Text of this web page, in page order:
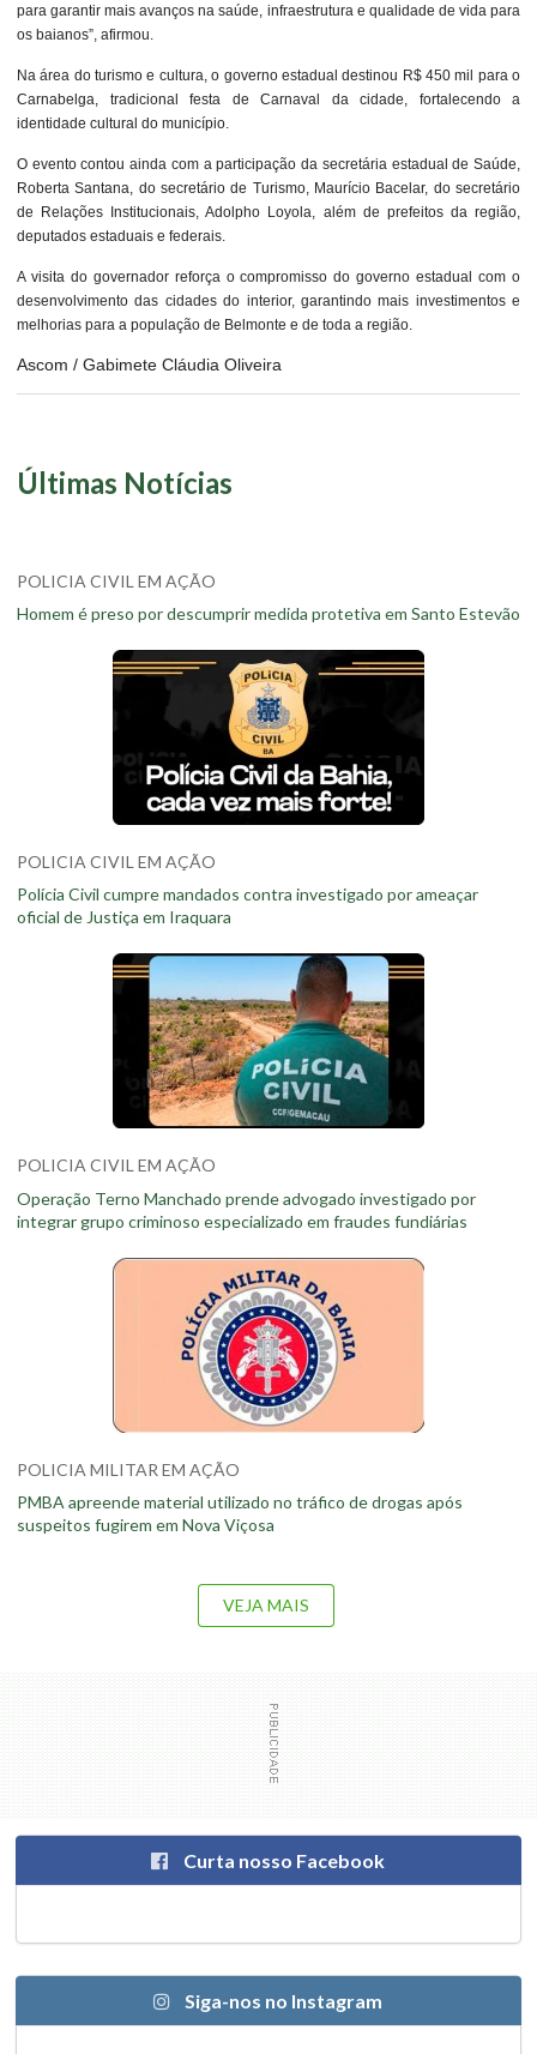
para garantir mais avanços na saúde, infraestrutura e qualidade de vida para
os baianos”, afirmou.
Na área do turismo e cultura, o governo estadual destinou R$ 450 mil para o
Carnabelga, tradicional festa de Carnaval da cidade, fortalecendo a
identidade cultural do município.
O evento contou ainda com a participação da secretária estadual de Saúde,
Roberta Santana, do secretário de Turismo, Maurício Bacelar, do secretário
de Relações Institucionais, Adolpho Loyola, além de prefeitos da região,
deputados estaduais e federais.
A visita do governador reforça o compromisso do governo estadual com o
desenvolvimento das cidades do interior, garantindo mais investimentos e
melhorias para a população de Belmonte e de toda a região.
Ascom / Gabimete Cláudia Oliveira
Últimas Notícias
POLICIA CIVIL EM AÇÃO
Homem é preso por descumprir medida protetiva em Santo Estevão
POLICIA CIVIL EM AÇÃO
Polícia Civil cumpre mandados contra investigado por ameaçar
oficial de Justiça em Iraquara
POLICIA CIVIL EM AÇÃO
Operação Terno Manchado prende advogado investigado por
integrar grupo criminoso especializado em fraudes fundiárias
POLICIA MILITAR EM AÇÃO
PMBA apreende material utilizado no tráfico de drogas após
suspeitos fugirem em Nova Viçosa
VEJA MAIS
Curta nosso Facebook
Siga-nos no Instagram